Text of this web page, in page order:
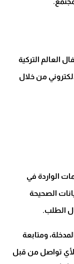
العالم التركية
من خلال
الواردة في
الصحيحة
الطلب.
ومتابعة
تواصل من قبل